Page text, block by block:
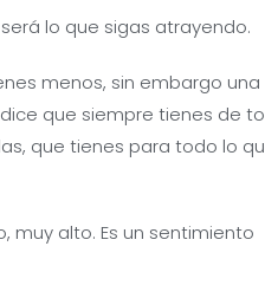
lo que sigas atrayendo.
menos, sin embargo una
que siempre tienes de
que tienes para todo lo
muy alto. Es un sentimiento